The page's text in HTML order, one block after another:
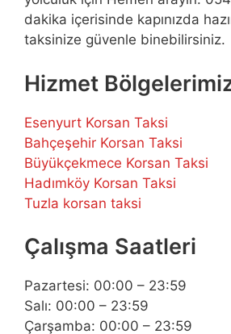
dakika içerisinde kapınızda
taksinize güvenle binebilirsiniz.
Hizmet
Esenyurt Korsan Taksi
Bahçeşehir Korsan Taksi
Büyükçekmece Korsan Taksi
Hadımköy Korsan Taksi
Tuzla korsan taksi
Çalışma Saatleri
Pazartesi: 00:00 – 23:59
Salı: 00:00 – 23:59
Çarşamba: 00:00 – 23:59